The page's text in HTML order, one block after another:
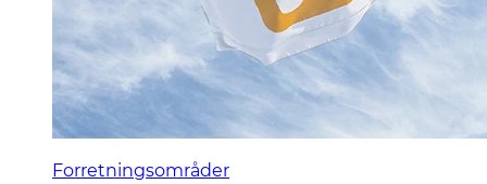
Forretningsområder